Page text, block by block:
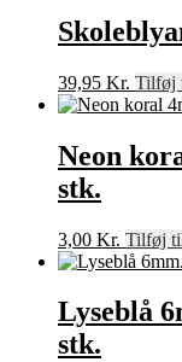
39,95 Kr. Tilføj
Neon
stk.
3,00 Kr. Tilføj
Lyseblå
stk.